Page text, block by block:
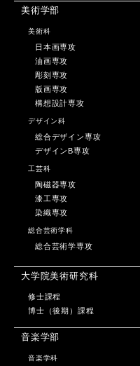
美術学部
美術科
日本画専攻
油画専攻
彫刻専攻
版画専攻
構想設計専攻
デザイン科
総合デザイン専攻
デザインB専攻
工芸科
陶磁器専攻
漆工専攻
染織専攻
総合芸術学科
総合芸術学専攻
大学院美術研究科
修士課程
博士（後期）課程
音楽学部
音楽学科